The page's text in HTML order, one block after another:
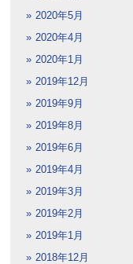
2020年5月
2020年4月
2020年1月
2019年12月
2019年9月
2019年8月
2019年6月
2019年4月
2019年3月
2019年2月
2019年1月
2018年12月